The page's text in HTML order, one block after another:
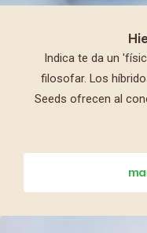
Indica te da un
filosofar. Los
Seeds ofrecen al